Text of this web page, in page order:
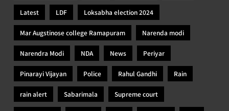
Latest LDF Loksabha election 2024
Mar Augstinose college Ramapuram Narenda modi
Narendra Modi NDA News Periyar
Pinarayi Vijayan Police Rahul Gandhi Rain
rain alert Sabarimala Supreme court